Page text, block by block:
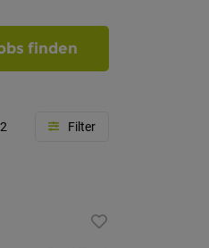
finden
2